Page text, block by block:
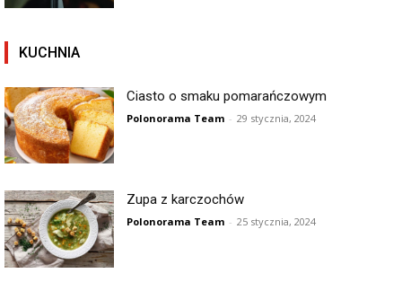
KUCHNIA
Ciasto o smaku pomarańczowym
Polonorama Team - 29 stycznia, 2024
Zupa z karczochów
Polonorama Team - 25 stycznia, 2024